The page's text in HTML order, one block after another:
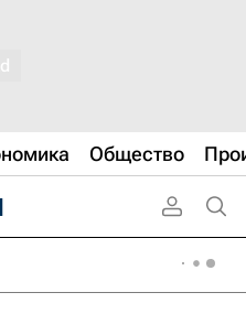
Общество